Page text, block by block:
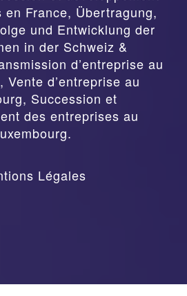
en France, Übertragung,
und Entwicklung der
in der Schweiz &
d’entreprise au
Vente d’entreprise au
Succession et
des entreprises au
Légales